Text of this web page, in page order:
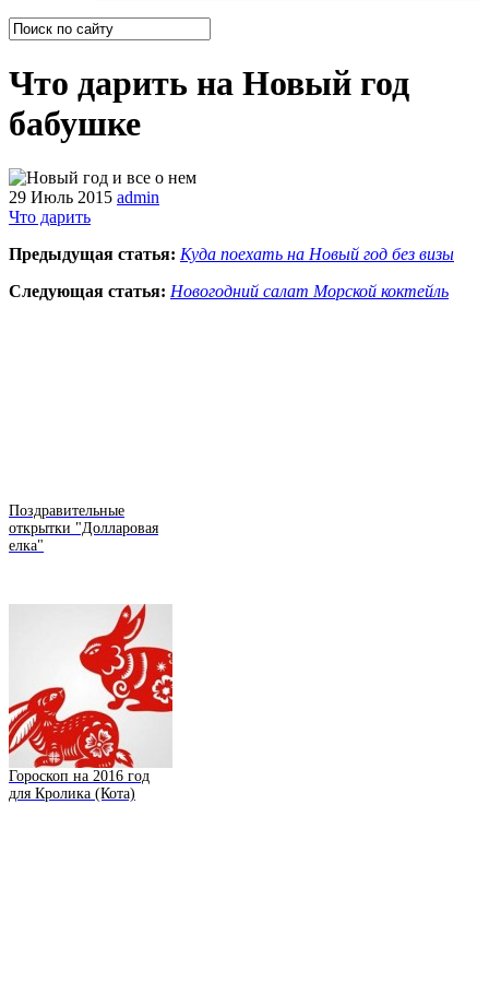
Что дарить на Новый год
бабушке
29 Июль 2015 admin
Что дарить
Предыдущая статья: Куда поехать на Новый год без визы
Следующая статья: Новогодний салат Морской коктейль
Поздравительные
открытки "Долларовая
елка"
Гороскоп на 2016 год
для Кролика (Кота)